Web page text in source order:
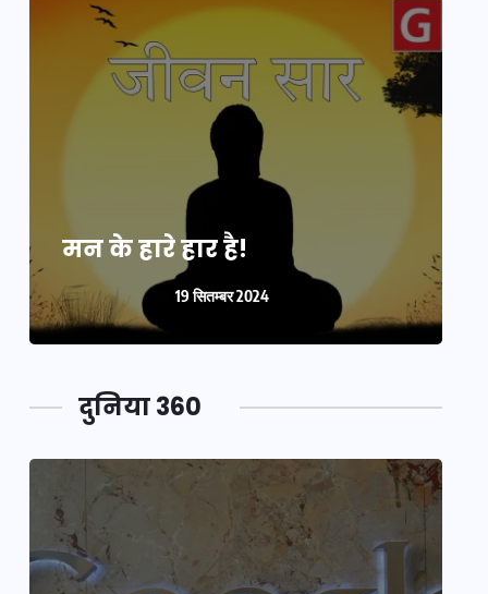
मन के हारे हार है!
19 सितम्बर 2024
दुनिया 360